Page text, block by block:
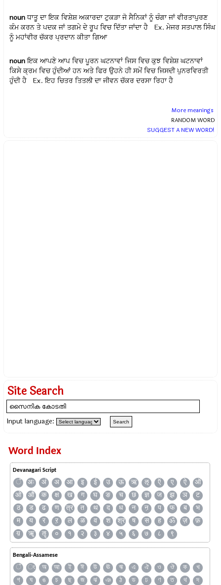
noun ਧਾਤੂ ਦਾ ਇਕ ਵਿਸ਼ੇਸ਼ ਅਕਾਰਦਾ ਟੁਕੜਾ ਜੋ ਸੈਨਿਕਾਂ ਨੂੰ ਚੰਗਾ ਜਾਂ ਵੀਰਤਾਪੁਰਣ
ਕੰਮ ਕਰਨ ਤੇ ਪਦਕ ਜਾਂ ਤਗਮੇ ਦੇ ਰੂਪ ਵਿਚ ਦਿੱਤਾ ਜਾਂਦਾ ਹੈ Ex.ਮੇਜਰ ਸਤਪਾਲ ਸਿੰਘ
ਨੂੰ ਮਹਾਂਵੀਰ ਚੱਕਰ ਪ੍ਰਦਾਨ ਕੀਤਾ ਗਿਆ
noun ਇਕ ਆਪਣੇ ਆਪ ਵਿਚ ਪੂਰਨ ਘਟਨਾਵਾਂ ਜਿਸ ਵਿਚ ਕੁਝ ਵਿਸ਼ੇਸ਼ ਘਟਨਾਵਾਂ
ਕਿਸੇ ਕ੍ਰਮ ਵਿਚ ਹੁੰਦੀਆਂ ਹਨ ਅਤੇ ਫਿਰ ਉਹਨੇ ਹੀ ਸਮੇਂ ਵਿਚ ਜਿਸਦੀ ਪੁਨਰਵਿਰਤੀ
ਹੁੰਦੀ ਹੈ Ex.ਇਹ ਚਿਤਰ ਤਿਤਲੀ ਦਾ ਜੀਵਨ ਚੱਕਰ ਦਰਸਾ ਰਿਹਾ ਹੈ
More meanings
RANDOM WORD
SUGGEST A NEW WORD!
Site Search
Input language:
Word Index
Devanagari Script
ँ अः अं अ आ इ ई उ ऊ ऋ ऌ ऍ ए ऐ
ऑ
ओ
औ क क्ष ख ग घ ङ च छ ज्ञ ज झ ञ
ट
ठ
ड ढ ण त्र त थ द ध न ऩ प फ ब
भ
म
य र ऱ ल ळ व श श्र ष स ह ॐ ज़
फ़
य़
ॠ ॡ ० १ २ ३ ४ ५ ६ ७ ८ ९
Bengali-Assamese
ঁ ং অ আ ই ঈ উ ঊ ঋ এ ঐ ও ঔ ক
খ
গ
ঘ ঙ চ ছ জ ঝ ঞ ঠ ড ঢ ণ ত থ
দ